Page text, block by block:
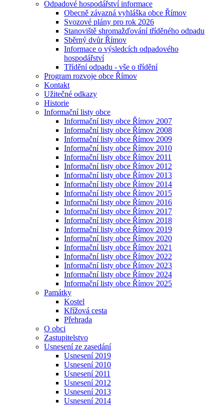
Odpadové hospodářství informace
Obecně závazná vyhláška obce Římov
Svozové plány pro rok 2026
Stanoviště shromažďování tříděného odpadu
Sběrný dvůr Římov
Informace o výsledcích odpadového
hospodářství
Třídění odpadu - vše o třídění
Program rozvoje obce Římov
Kontakt
Užitečné odkazy
Historie
Informační listy obce
Informační listy obce Římov 2007
Informační listy obce Římov 2008
Informační listy obce Římov 2009
Informační listy obce Římov 2010
Informační listy obce Římov 2011
Informační listy obce Římov 2012
Informační listy obce Římov 2013
Informační listy obce Římov 2014
Informační listy obce Římov 2015
Informační listy obce Římov 2016
Informační listy obce Římov 2017
Informační listy obce Římov 2018
Informační listy obce Římov 2019
Informační listy obce Římov 2020
Informační listy obce Římov 2021
Informační listy obce Římov 2022
Informační listy obce Římov 2023
Informační listy obce Římov 2024
Informační listy obce Římov 2025
Památky
Kostel
Křížová cesta
Přehrada
O obci
Zastupitelstvo
Usnesení ze zasedání
Usnesení 2019
Usnesení 2010
Usnesení 2011
Usnesení 2012
Usnesení 2013
Usnesení 2014